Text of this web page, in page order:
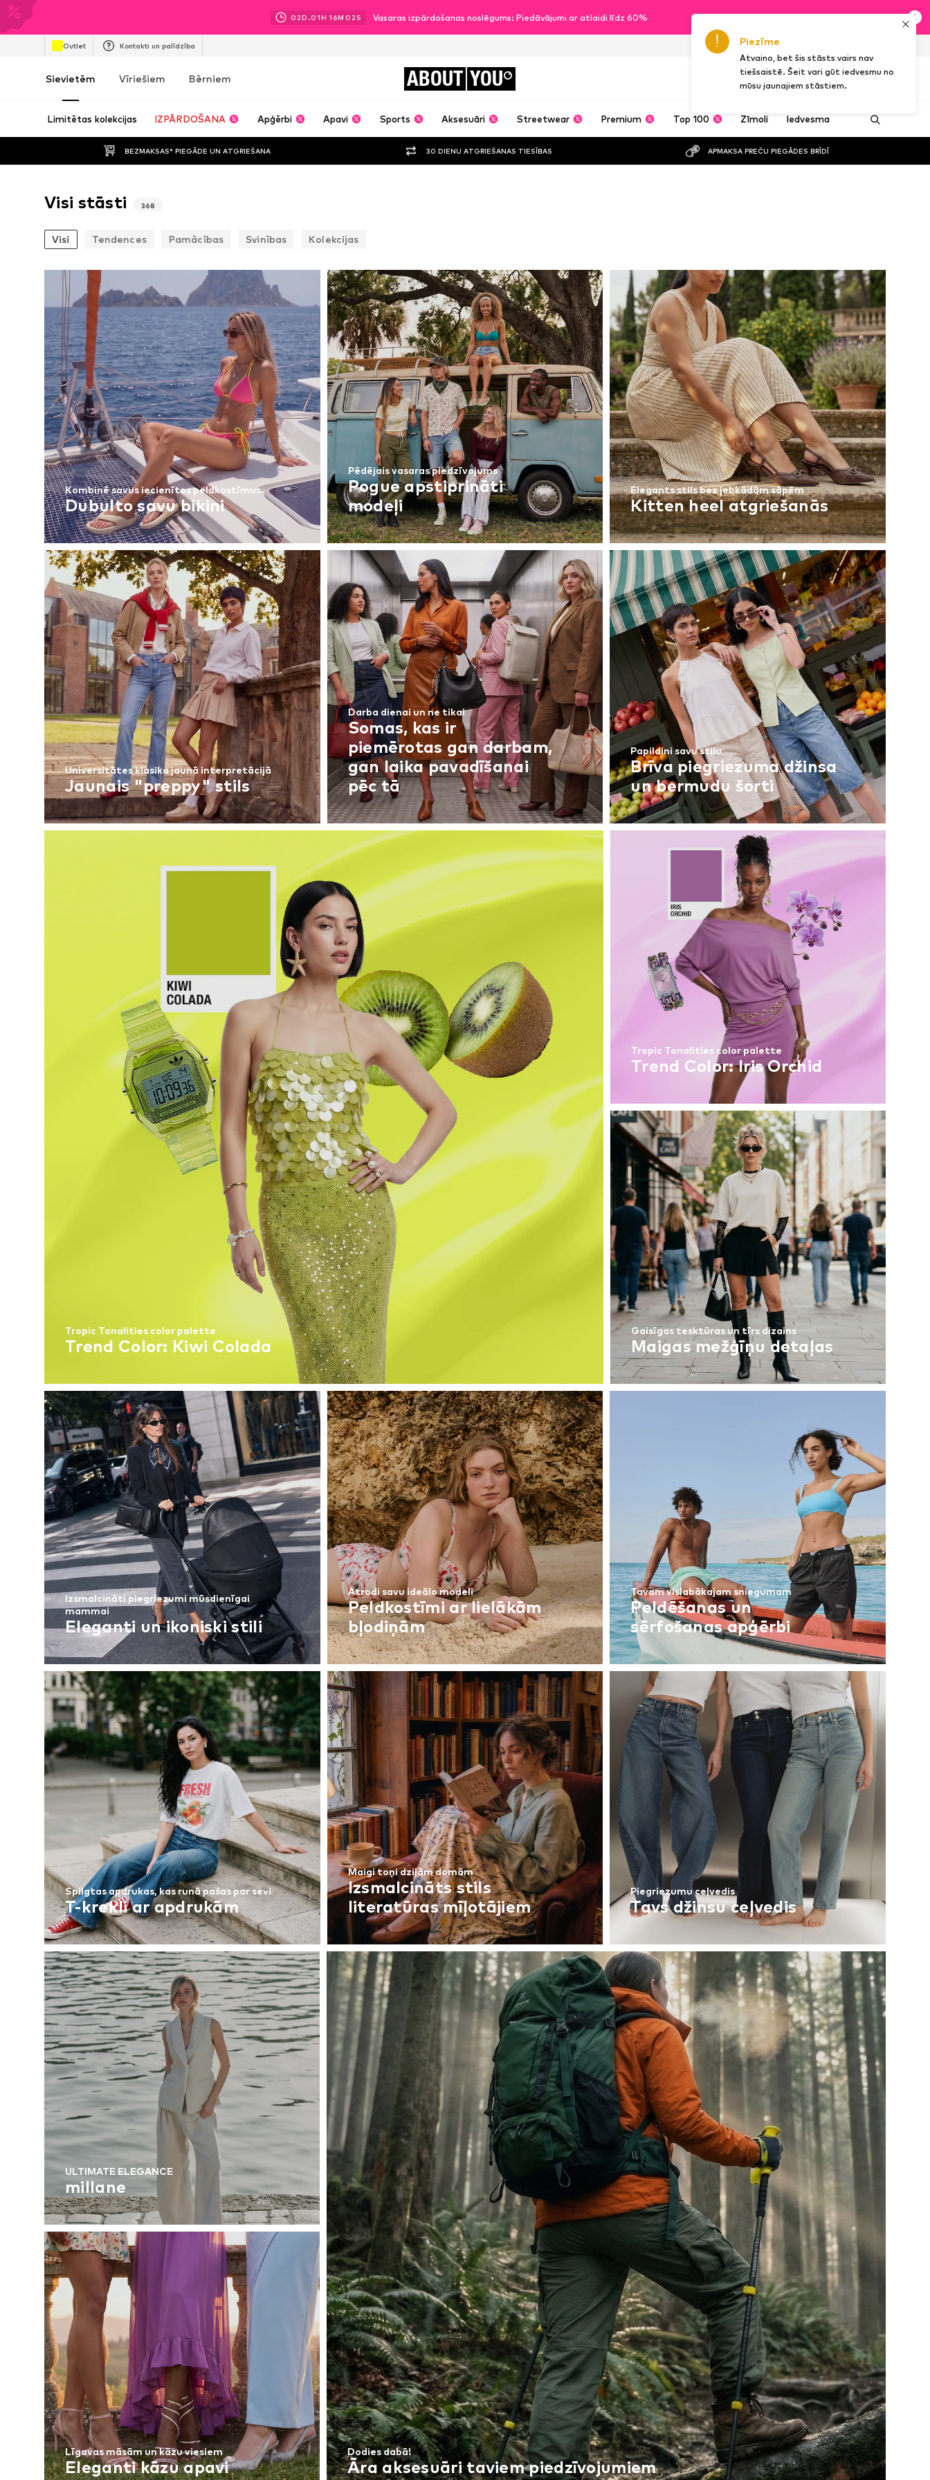
02D.01H 15M 59 S Vasaras izpārdošanas noslēgums: Piedāvājumi ar atlaidi līdz 60%
Outlet Kontakti un palīdzība
Sievietēm Vīriešiem Bērniem ABOUT YOU
Limitētas kolekcijas IZPĀRDOŠANA Apģērbi Apavi Sports Aksesuāri Streetwear Premium Top 100 Zīmoli Iedvesma
BEZMAKSAS* PIEGĀDE UN ATGRIEŠANA 30 DIENU ATGRIEŠANAS TIESĪBAS APMAKSA PREČU PIEGĀDES BRĪDĪ
Visi stāsti 368
Visi Tendences Pamācības Svinības Kolekcijas
Kombinē savus iecienītos peldkostīmus
Dubulto savu bikini
Pēdējais vasaras piedzīvojums
Pogue apstiprināti
modeļi
Elegants stils bez jebkādām sāpēm
Kitten heel atgriešanās
Universitātes klasika jaunā interpretācijā
Jaunais "preppy" stils
Darba dienai un ne tikai
Somas, kas ir
piemērotas gan darbam,
gan laika pavadīšanai
pēc tā
Papildini savu stilu
Brīva piegriezuma džinsa
un bermudu šorti
Tropic Tonalities color palette
Trend Color: Iris Orchid
Gaisīgas tesktūras un tīrs dizains
Maigas mežģīņu detaļas
Tropic Tonalities color palette
Trend Color: Kiwi Colada
Izsmalcināti piegriezumi mūsdienīgai
mammai
Eleganti un ikoniski stili
Atrodi savu ideālo modeli
Peldkostīmi ar lielākām
bļodiņām
Tavam vislabākajam sniegumam
Peldēšanas un
sērfošanas apģērbi
Spilgtas apdrukas, kas runā pašas par sevi
T-krekli ar apdrukām
Maigi toņi dziļām domām
Izsmalcināts stils
literatūras mīļotājiem
Piegriezumu ceļvedis
Tavs džinsu ceļvedis
ULTIMATE ELEGANCE
millane
Līgavas māsām un kāzu viesiem
Eleganti kāzu apavi
Dodies dabā!
Āra aksesuāri taviem piedzīvojumiem
Piezīme
Atvaino, bet šis stāsts vairs nav
tiešsaistē. Šeit vari gūt iedvesmu no
mūsu jaunajiem stāstiem.